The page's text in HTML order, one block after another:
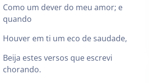
Como um dever do meu amor; e
quando
Houver em ti um eco de saudade,
Beija estes versos que escrevi
chorando.